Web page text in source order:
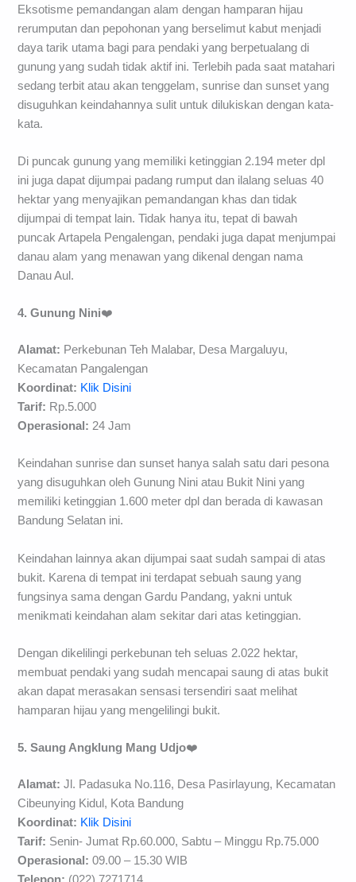
Eksotisme pemandangan alam dengan hamparan hijau
rerumputan dan pepohonan yang berselimut kabut menjadi
daya tarik utama bagi para pendaki yang berpetualang di
gunung yang sudah tidak aktif ini. Terlebih pada saat matahari
sedang terbit atau akan tenggelam, sunrise dan sunset yang
disuguhkan keindahannya sulit untuk dilukiskan dengan kata-
kata.
Di puncak gunung yang memiliki ketinggian 2.194 meter dpl
ini juga dapat dijumpai padang rumput dan ilalang seluas 40
hektar yang menyajikan pemandangan khas dan tidak
dijumpai di tempat lain. Tidak hanya itu, tepat di bawah
puncak Artapela Pengalengan, pendaki juga dapat menjumpai
danau alam yang menawan yang dikenal dengan nama
Danau Aul.
4. Gunung Nini❤️
Alamat: Perkebunan Teh Malabar, Desa Margaluyu,
Kecamatan Pangalengan
Koordinat: Klik Disini
Tarif: Rp.5.000
Operasional: 24 Jam
Keindahan sunrise dan sunset hanya salah satu dari pesona
yang disuguhkan oleh Gunung Nini atau Bukit Nini yang
memiliki ketinggian 1.600 meter dpl dan berada di kawasan
Bandung Selatan ini.
Keindahan lainnya akan dijumpai saat sudah sampai di atas
bukit. Karena di tempat ini terdapat sebuah saung yang
fungsinya sama dengan Gardu Pandang, yakni untuk
menikmati keindahan alam sekitar dari atas ketinggian.
Dengan dikelilingi perkebunan teh seluas 2.022 hektar,
membuat pendaki yang sudah mencapai saung di atas bukit
akan dapat merasakan sensasi tersendiri saat melihat
hamparan hijau yang mengelilingi bukit.
5. Saung Angklung Mang Udjo❤️
Alamat:Jl. Padasuka No.116, Desa Pasirlayung, Kecamatan
Cibeunying Kidul, Kota Bandung
Koordinat: Klik Disini
Tarif: Senin- Jumat Rp.60.000, Sabtu – Minggu Rp.75.000
Operasional:09.00 – 15.30 WIB